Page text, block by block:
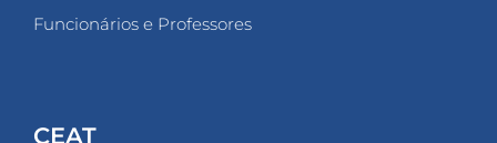
Funcionários e Professores
CEAT